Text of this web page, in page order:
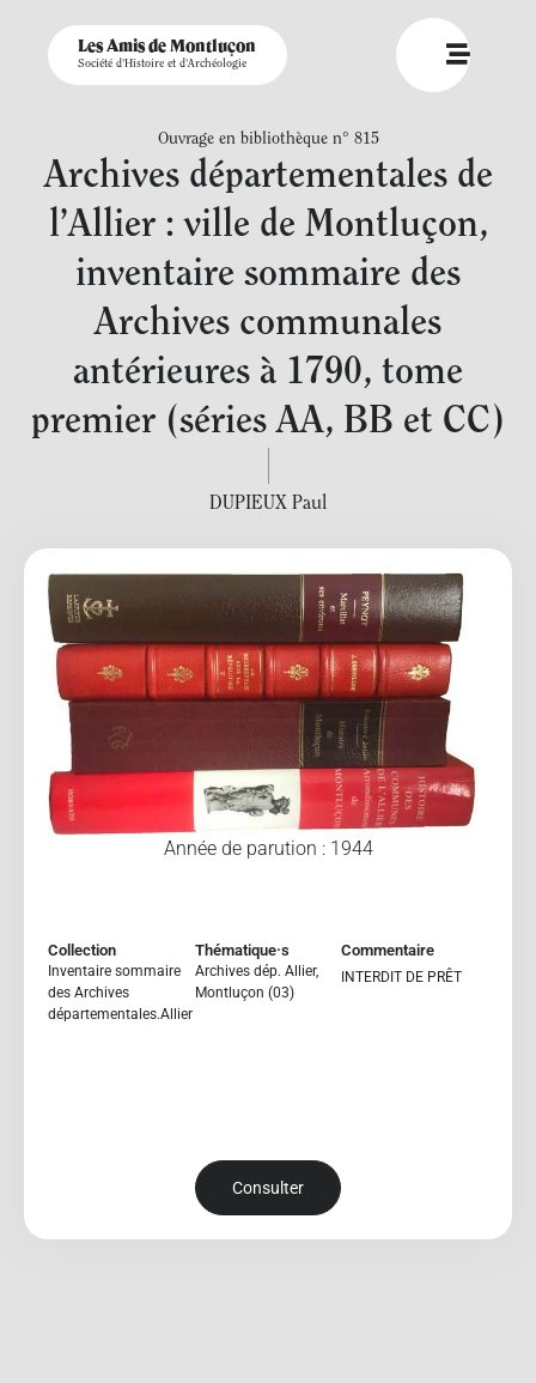
Les Amis de Montluçon
Société d'Histoire et d'Archéologie
Ouvrage en bibliothèque n° 815
Archives départementales de
l’Allier : ville de Montluçon,
inventaire sommaire des
Archives communales
antérieures à 1790, tome
premier (séries AA, BB et CC)
DUPIEUX Paul
Année de parution : 1944
Collection
Inventaire sommaire
des Archives
départementales.Allier
Thématique·s
Archives dép. Allier,
Montluçon (03)
Commentaire
INTERDIT DE PRÊT
Consulter